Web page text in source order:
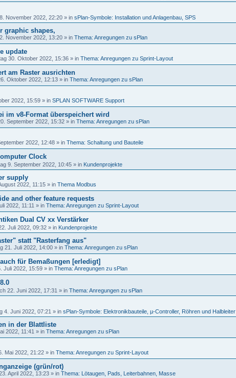
November 2022, 22:20 » in sPlan-Symbole: Installation und Anlagenbau, SPS
graphic shapes,
November 2022, 13:20 » in Thema: Anregungen zu sPlan
update
30. Oktober 2022, 15:36 » in Thema: Anregungen zu Sprint-Layout
am Raster ausrichten
Oktober 2022, 12:13 » in Thema: Anregungen zu sPlan
2022, 15:59 » in SPLAN SOFTWARE Support
im v8-Format überspeichert wird
September 2022, 15:32 » in Thema: Anregungen zu sPlan
2022, 12:48 » in Thema: Schaltung und Bauteile
Clock
9. September 2022, 10:45 » in Kundenprojekte
supply
2022, 11:15 » in Thema Modbus
and other feature requests
2022, 11:11 » in Thema: Anregungen zu Sprint-Layout
Dual CV xx Verstärker
Juli 2022, 09:32 » in Kundenprojekte
statt "Rasterfang aus"
21. Juli 2022, 14:00 » in Thema: Anregungen zu sPlan
für Bemaßungen [erledigt]
Juli 2022, 15:59 » in Thema: Anregungen zu sPlan
22. Juni 2022, 17:31 » in Thema: Anregungen zu sPlan
4. Juni 2022, 07:21 » in sPlan-Symbole: Elektronikbauteile, µ-Controller, Röhren und Halbleiter
in der Blattliste
2022, 11:41 » in Thema: Anregungen zu sPlan
Mai 2022, 21:22 » in Thema: Anregungen zu Sprint-Layout
(grün/rot)
April 2022, 13:23 » in Thema: Lötaugen, Pads, Leiterbahnen, Masse